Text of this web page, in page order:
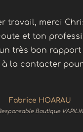
travail, merci
et ton
très bon rapport
à la contacter
Fabrice HOARAU
Boutique VAPILIK